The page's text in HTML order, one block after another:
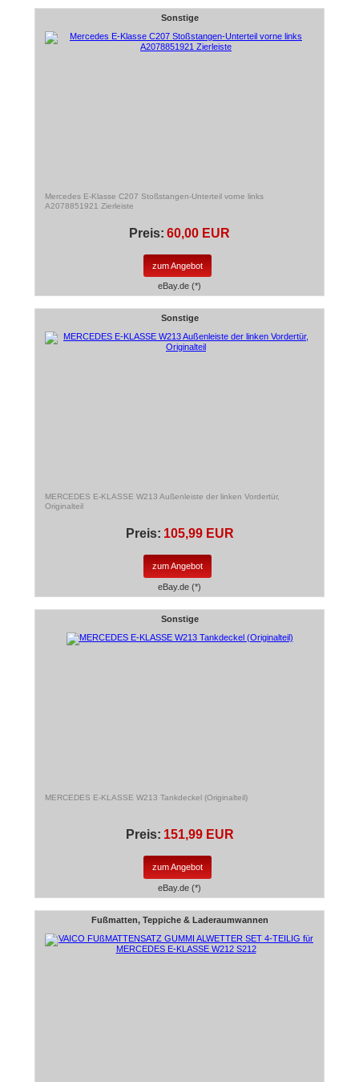
Sonstige
Mercedes E-Klasse C207 Stoßstangen-Unterteil vorne links
A2078851921 Zierleiste
Preis: 60,00 EUR
zum Angebot
eBay.de (*)
Sonstige
MERCEDES E-KLASSE W213 Außenleiste der linken Vordertür,
Originalteil
Preis: 105,99 EUR
zum Angebot
eBay.de (*)
Sonstige
MERCEDES E-KLASSE W213 Tankdeckel (Originalteil)
Preis: 151,99 EUR
zum Angebot
eBay.de (*)
Fußmatten, Teppiche & Laderaumwannen